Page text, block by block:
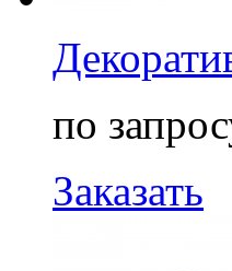
по
Заказать